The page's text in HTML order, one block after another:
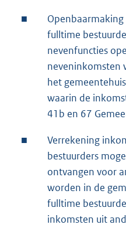
■
fulltime
nevenfuncties
neveninkomsten
het
waarin de
41b en 67
■
Verrekening
bestuurders
ontvangen voor
worden in de
fulltime
inkomsten uit